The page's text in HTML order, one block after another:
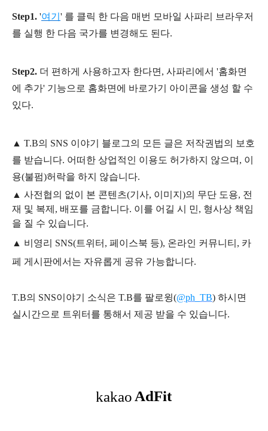
Step1. '여기 ' 를 클릭 한 다음 매번 모바일 사파리 브라우저
를 실행 한 다음 국가를 변경해도 된다.
Step2. 더 편하게 사용하고자 한다면, 사파리에서 '홈화면
에 추가' 기능으로 홈화면에 바로가기 아이콘을 생성 할 수
있다.
▲ T.B의 SNS 이야기 블 로그의 모든 글은 저작권법의 보호
를 받습니다. 어떠한 상업적인 이용도 허가하지 않으며, 이
용(불펌)허락을 하지 않습니다.
▲ 사전협의 없이 본 콘텐츠(기사, 이미지)의 무단 도용, 전
재 및 복제, 배포를 금합니다. 이를 어길 시 민, 형사상 책임
을 질 수 있습니다.
▲ 비영리 SNS(트위터, 페이스북 등), 온라인 커뮤니티, 카
페 게시판에서는 자유롭게 공유 가능합니다.
T.B의 SNS이야기 소식은 T.B를 팔로윙(@ph_TB) 하시면
실시간으로 트위터를 통해서 제공 받을 수 있습니다.